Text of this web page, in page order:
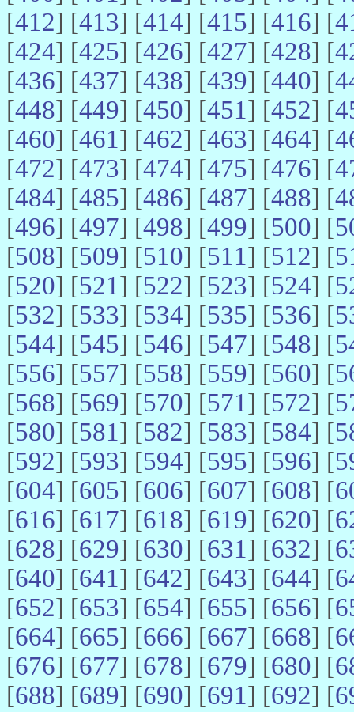
[412] [413] [414] [415] [416] [
[424] [425] [426] [427] [428] [
[436] [437] [438] [439] [440] [
[448] [449] [450] [451] [452] [
[460] [461] [462] [463] [464] [
[472] [473] [474] [475] [476] [
[484] [485] [486] [487] [488] [
[496] [497] [498] [499] [500] [
[508] [509] [510] [511] [512] [
[520] [521] [522] [523] [524] [
[532] [533] [534] [535] [536] [
[544] [545] [546] [547] [548] [
[556] [557] [558] [559] [560] [
[568] [569] [570] [571] [572] [
[580] [581] [582] [583] [584] [
[592] [593] [594] [595] [596] [
[604] [605] [606] [607] [608] [
[616] [617] [618] [619] [620] [
[628] [629] [630] [631] [632] [
[640] [641] [642] [643] [644] [
[652] [653] [654] [655] [656] [
[664] [665] [666] [667] [668] [
[676] [677] [678] [679] [680] [
[688] [689] [690] [691] [692] [